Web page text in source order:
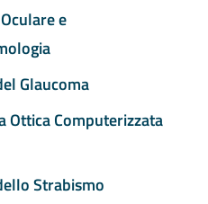
e
Glaucoma
Ottica Computerizzata
Strabismo